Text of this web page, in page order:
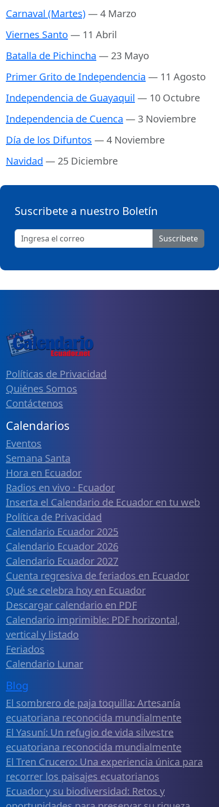
Carnaval (Martes)— 4 Marzo
Viernes Santo — 11 Abril
Batalla de Pichincha — 23 Mayo
Primer Grito de Independencia — 11 Agosto
Independencia de Guayaquil — 10 Octubre
Independencia de Cuenca — 3 Noviembre
Día de los Difuntos — 4 Noviembre
Navidad — 25 Diciembre
Suscribete a nuestro Boletín
Suscribete
Políticas de Privacidad
Quiénes Somos
Contáctenos
Calendarios
Eventos
Semana Santa
Hora en Ecuador
Radios en vivo · Ecuador
Inserta el Calendario de Ecuador en tu web
Política de Privacidad
Calendario Ecuador 2025
Calendario Ecuador 2026
Calendario Ecuador 2027
Cuenta regresiva de feriados en Ecuador
Qué se celebra hoy en Ecuador
Descargar calendario en PDF
Calendario imprimible: PDF horizontal,
vertical y listado
Feriados
Calendario Lunar
Blog
El sombrero de paja toquilla: Artesanía
ecuatoriana reconocida mundialmente
El Yasuní: Un refugio de vida silvestre
ecuatoriana reconocida mundialmente
El Tren Crucero: Una experiencia única para
recorrer los paisajes ecuatorianos
Ecuador y su biodiversidad: Retos y